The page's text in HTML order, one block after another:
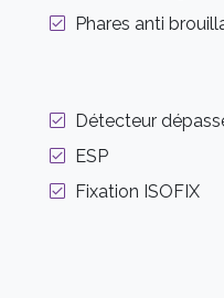
Phares anti
Détecteur
ESP
Fixation ISOFIX